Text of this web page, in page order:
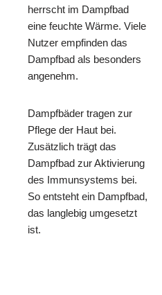
herrscht im Dampfbad
eine feuchte Wärme. Viele
Nutzer empfinden das
Dampfbad als besonders
angenehm.
Dampfbäder tragen zur
Pflege der Haut bei.
Zusätzlich trägt das
Dampfbad zur Aktivierung
des Immunsystems bei.
So entsteht ein Dampfbad,
das langlebig umgesetzt
ist.